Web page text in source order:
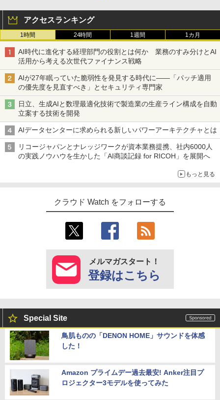
アクセスランキング
1時間 24時間 1週間 1カ月
AI時代に進化する経理部門の役割とは何か 業務のすみ分けとAI
活用から考える次世代ファイナンス戦略
AIが27年眠っていた脆弱性を発見する時代に――「パッチ適用
の優先度を見直すべき」とセキュリティ専門家
日立、生成AIと数理最適化技術で製造業の生産ライン構成を自動
立案する技術を開発
AIデータセンターに求められる新しいパワーアーキテクチャとは
リコージャパンとナレッジワークが資本業務提携、社内6000人
の実践ノウハウを生かした「AI商談記録 for RICOH」を展開へ
もっと見る
クラウド Watch をフォローする
メルマガスタート！
登録はこちら
Special Site
鳥肌ものの「DENON HOME」サウンドを体感
した！
Amazon プライムデー過去最安! Anker注目プ
ロジェクター3モデルを使ってみた